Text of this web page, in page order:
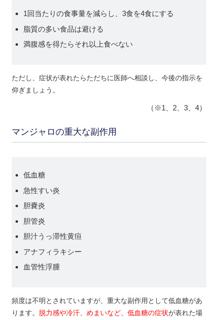
1回当たりの食事量を減らし、3食を4食にする
脂質の多い食品は避ける
満腹感を得たらそれ以上食べない
ただし、症状が表れたらただちに医師へ相談し、今後の指示を
仰ぎましょう。
（※1、2、3、4）
マンジャロの重大な副作用
低血糖
急性すい炎
胆嚢炎
胆管炎
胆汁うっ滞性黄疸
アナフィラキシー
血管性浮腫
頻度は不明とされていますが、重大な副作用として低血糖があ
ります。 脱力感や冷汗、めまいなど、低血糖の症状が表れた場